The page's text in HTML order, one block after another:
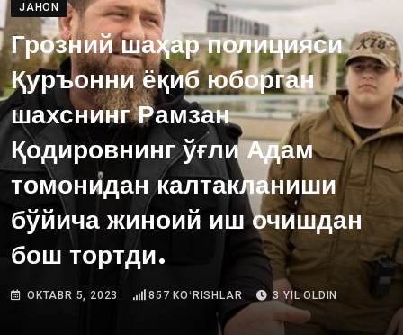
JAHON
Грозний шаҳар полицияси
Қуръонни ёқиб юборган
шахснинг Рамзан
Қодировнинг ўғли Адам
томонидан калтакланиши
бўйича жиноий иш очишдан
бош тортди.
OKTABR 5, 2023 857 KOʻRISHLAR 3 YIL OLDIN